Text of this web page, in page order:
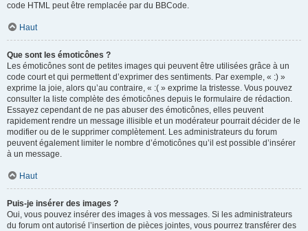
code HTML peut être remplacée par du BBCode.
Haut
Que sont les émoticônes ?
Les émoticônes sont de petites images qui peuvent être utilisées grâce à un
code court et qui permettent d’exprimer des sentiments. Par exemple, « :) »
exprime la joie, alors qu’au contraire, « :( » exprime la tristesse. Vous pouvez
consulter la liste complète des émoticônes depuis le formulaire de rédaction.
Essayez cependant de ne pas abuser des émoticônes, elles peuvent
rapidement rendre un message illisible et un modérateur pourrait décider de le
modifier ou de le supprimer complètement. Les administrateurs du forum
peuvent également limiter le nombre d’émoticônes qu’il est possible d’insérer
à un message.
Haut
Puis-je insérer des images ?
Oui, vous pouvez insérer des images à vos messages. Si les administrateurs
du forum ont autorisé l’insertion de pièces jointes, vous pourrez transférer des